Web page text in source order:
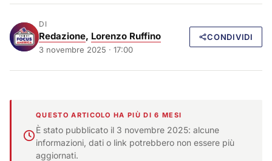
DI
Redazione, Lorenzo Ruffino
3 novembre 2025 · 17:00
CONDIVIDI
QUESTO ARTICOLO HA PIÙ DI 6 MESI
È stato pubblicato il 3 novembre 2025: alcune
informazioni, dati o link potrebbero non essere più
aggiornati.